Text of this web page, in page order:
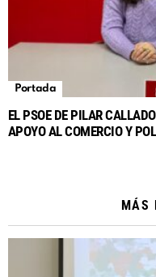
Portada
EL PSOE DE PILAR
APOYO AL COMERCIO Y
MÁS